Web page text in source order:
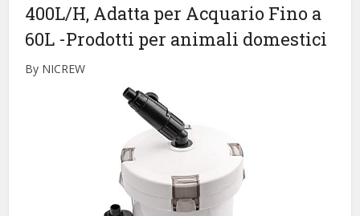
400L/H, Adatta per Acquario Fino a
60L -Prodotti per animali domestici
By NICREW